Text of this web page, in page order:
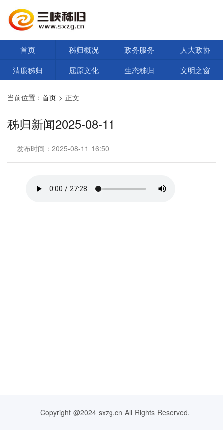
首页 秭归概况 政务服务
人大政协
清廉秭归
屈原文化 生态秭归 文明之窗
当前位置： 首页 > 正文
秭归新闻2025-08-11
发布时间：2025-08-11 16:50
Copyright @2024 sxzg.cn All Rights Reserved.